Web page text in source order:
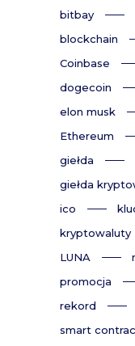
bitbay
blockchain
Coinbase
dogecoin
elon musk
Ethereum
giełda
giełda
ico
kryptowaluty
LUNA
promocja
rekord
smart